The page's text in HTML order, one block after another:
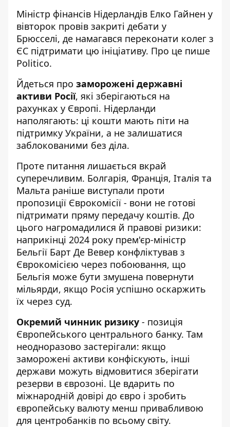
Міністр фінансів Нідерландів Елко Гайнен у
вівторок провів закриті дебати у
Брюсселі, де намагався переконати колег з
ЄС підтримати цю ініціативу. Про це пише
Politico.
Йдеться про заморожені державні
активи Росії, які зберігаються на
рахунках у Європі. Нідерланди
наполягають: ці кошти мають піти на
підтримку України, а не залишатися
заблокованими без діла.
Проте питання лишається вкрай
суперечливим. Болгарія, Франція, Італія та
Мальта раніше виступали проти
пропозиції Єврокомісії - вони не готові
підтримати пряму передачу коштів. До
цього нагромадилися й правові ризики:
наприкінці 2024 року прем'єр-міністр
Бельгії Барт Де Вевер конфліктував з
Єврокомісією через побоювання, що
Бельгія може бути змушена повернути
мільярди, якщо Росія успішно оскаржить
їх через суд.
Окремий чинник ризику - позиція
Європейського центрального банку. Там
неодноразово застерігали: якщо
заморожені активи конфіскують, інші
держави можуть відмовитися зберігати
резерви в єврозоні. Це вдарить по
міжнародній довірі до євро і зробить
європейську валюту менш привабливою
для центробанків по всьому світу.